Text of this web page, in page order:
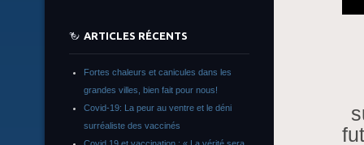
ARTICLES RÉCENTS
Fortes chaleurs et canicules dans les
grandes villes, bien fait pour nous!
Covid-19: La peur au ventre et le déni
surréaliste des vaccinés